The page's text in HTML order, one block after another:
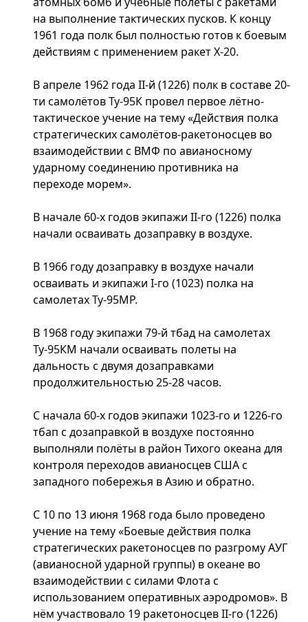
на выполнение тактических пусков. К концу
1961 года полк был полностью готов к боевым
действиям с применением ракет Х-20.
В апреле 1962 года II-й (1226) полк в составе 20-
ти самолётов Ту-95К провел первое лётно-
тактическое учение на тему «Действия полка
стратегических самолётов-ракетоносцев во
взаимодействии с ВМФ по авианосному
ударному соединению противника на
переходе морем».
В начале 60-х годов экипажи II-го (1226) полка
начали осваивать дозаправку в воздухе.
В 1966 году дозаправку в воздухе начали
осваивать и экипажи I-го (1023) полка на
самолетах Ту-95МР.
В 1968 году экипажи 79-й тбад на самолетах
Ту-95КМ начали осваивать полеты на
дальность с двумя дозаправками
продолжительностью 25-28 часов.
С начала 60-х годов экипажи 1023-го и 1226-го
тбап с дозаправкой в воздухе постоянно
выполняли полёты в район Тихого океана для
контроля переходов авианосцев США с
западного побережья в Азию и обратно.
С 10 по 13 июня 1968 года было проведено
учение на тему «Боевые действия полка
стратегических ракетоносцев по разгрому АУГ
(авианосной ударной группы) в океане во
взаимодействии с силами Флота с
использованием оперативных аэродромов». В
нём участвовало 19 ракетоносцев II-го (1226)